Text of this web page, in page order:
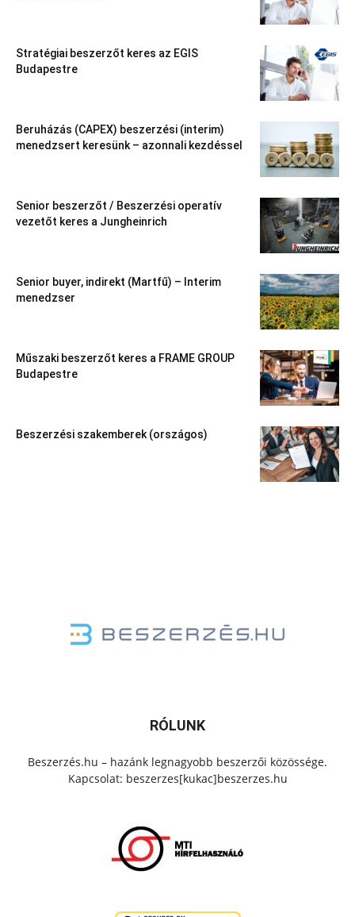
Stratégiai beszerzőt keres az EGIS
Budapestre
Beruházás (CAPEX) beszerzési (interim)
menedzsert keresünk – azonnali kezdéssel
Senior beszerzőt / Beszerzési operatív
vezetőt keres a Jungheinrich
Senior buyer, indirekt (Martfű) – Interim
menedzser
Műszaki beszerzőt keres a FRAME GROUP
Budapestre
Beszerzési szakemberek (országos)
RÓLUNK
Beszerzés.hu – hazánk legnagyobb beszerzői közössége.
Kapcsolat: beszerzes[kukac]beszerzes.hu